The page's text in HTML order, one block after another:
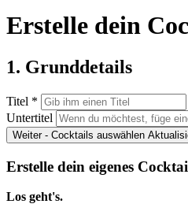
Erstelle dein
1. Grunddetails
Titel *
Untertitel
Weiter - Cocktails auswählen
Erstelle dein eigenes
Los geht's.